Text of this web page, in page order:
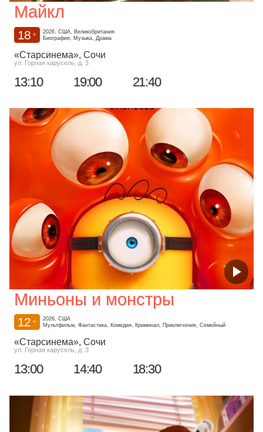
Майкл
18 +
2026, США, Великобритания
Биография, Музыка, Драма
«Старсинема», Сочи
ул. Горная карусель, д. 3
13:10 19:00 21:40
Миньоны и монстры
12 +
2026, США
Мультфильм, Фантастика, Комедия, Криминал, Приключения, Семейный
«Старсинема», Сочи
ул. Горная карусель, д. 3
13:00 14:40 18:30